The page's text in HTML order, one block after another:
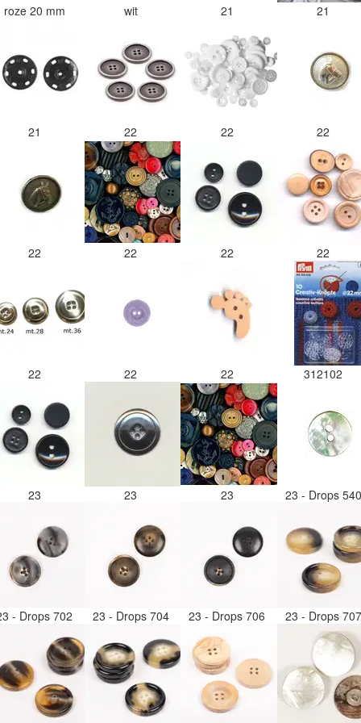
roze 20 mm wit 21 21
21 22 22 22
22 22 22 22
22 22 22 312102
23 23 23 23 - Drops
- Drops 702 23 - Drops 704 23 - Drops 706 23 - Drops